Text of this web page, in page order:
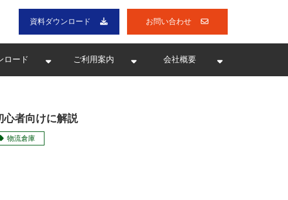
資料ダウンロード お問い合わせ
ロード ご利用案内 会社概要
心者向けに解説
物流倉庫